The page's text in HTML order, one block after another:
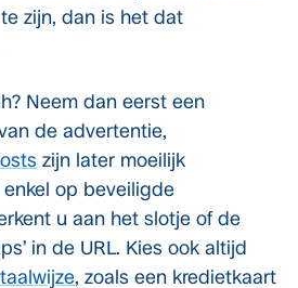
zijn, dan is het dat
Neem dan eerst een
de advertentie,
zijn later moeilijk
op beveiligde
u aan het slotje of de
in de URL. Kies ook altijd
, zoals een kredietkaart